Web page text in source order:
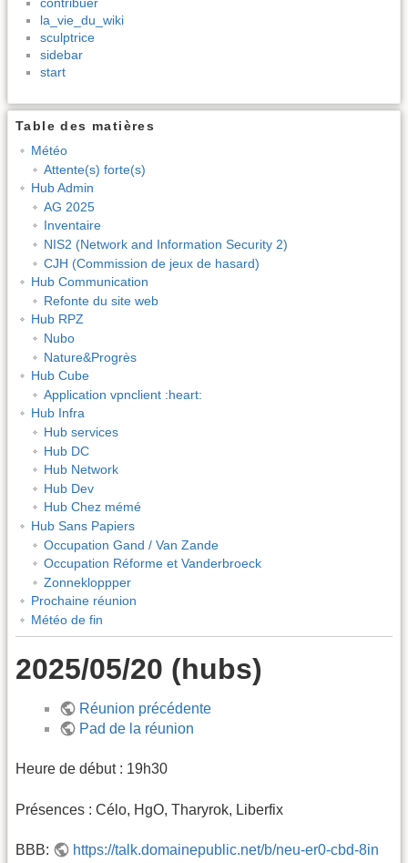
la_vie_du_wiki
sculptrice
sidebar
start
Table des matières
Météo
Attente(s) forte(s)
Hub Admin
AG 2025
Inventaire
NIS2 (Network and Information Security 2)
CJH (Commission de jeux de hasard)
Hub Communication
Refonte du site web
Hub RPZ
Nubo
Nature&Progrès
Hub Cube
Application vpnclient :heart:
Hub Infra
Hub services
Hub DC
Hub Network
Hub Dev
Hub Chez mémé
Hub Sans Papiers
Occupation Gand / Van Zande
Occupation Réforme et Vanderbroeck
Zonnekloppper
Prochaine réunion
Météo de fin
2025/05/20 (hubs)
Réunion précédente
Pad de la réunion
Heure de début : 19h30
Présences : Célo, HgO, Tharyrok, Liberfix
BBB: https://talk.domainepublic.net/b/neu-er0-cbd-8in